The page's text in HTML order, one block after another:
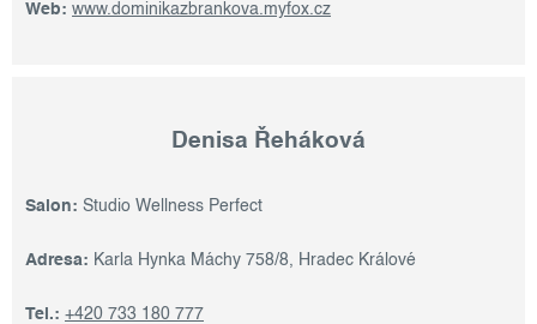
Web: www.dominikazbrankova.myfox.cz
Denisa Řeháková
Salon: Studio Wellness Perfect
Adresa: Karla Hynka Máchy 758/8, Hradec Králové
Tel.: +420 733 180 777